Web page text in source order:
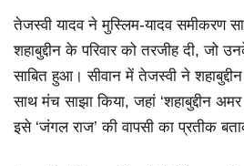
तेजस्वी यादव ने मुस्लिम-यादव समीकरण
शहाबुद्दीन के परिवार को तरजीह दी, जो
साबित हुआ। सीवान में तेजस्वी ने
साथ मंच साझा किया, जहां ‘शहाबुद्दीन
इसे ‘जंगल राज’ की वापसी का प्रतीक